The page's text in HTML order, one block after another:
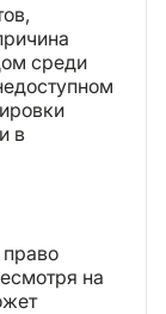
среди
в
право
на